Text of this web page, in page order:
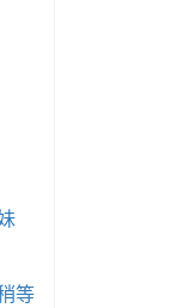
等